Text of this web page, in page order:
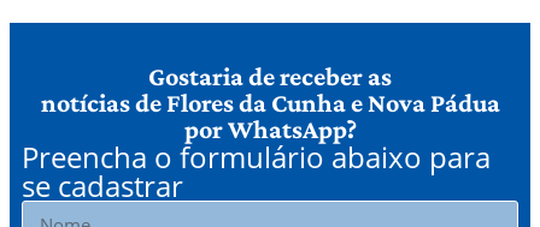
Gostaria de receber as
notícias de Flores da Cunha e Nova Pádua
por WhatsApp?
Preencha o formulário abaixo para
se cadastrar